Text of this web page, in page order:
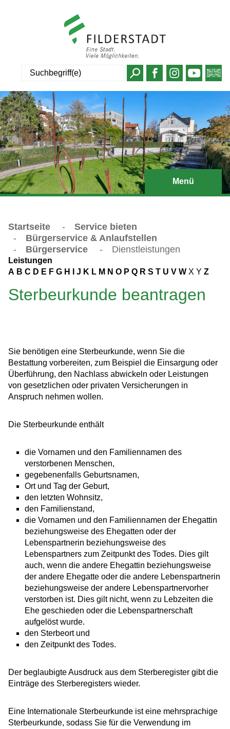
Menü
Startseite -
Service bieten
-
Bürgerservice & Anlaufstellen
-
Bürgerservice - Dienstleistungen
Leistungen
A B C D E F G H J K L M N O P Q R S T U V W X Y Z
Sterbeurkunde beantragen
Sie benötigen eine Sterbeurkunde, wenn Sie die
Bestattung vorbereiten, zum Beispiel die Einsargung oder
Überführung, den Nachlass abwickeln oder Leistungen
von gesetzlichen oder privaten Versicherungen in
Anspruch nehmen wollen.
Die Sterbeurkunde enthält
die Vornamen und den Familiennamen des
verstorbenen Menschen,
gegebenenfalls Geburtsnamen,
Ort und Tag der Geburt,
den letzten Wohnsitz,
den Familienstand,
die Vornamen und den Familiennamen der Ehegattin
beziehungsweise des Ehegatten oder der
Lebenspartnerin beziehungsweise des
Lebenspartners zum Zeitpunkt des Todes. Dies gilt
auch, wenn die andere Ehegattin beziehungsweise
der andere Ehegatte oder die andere Lebenspartnerin
beziehungsweise der andere Lebenspartnervorher
verstorben ist. Dies gilt nicht, wenn zu Lebzeiten die
Ehe geschieden oder die Lebenspartnerschaft
aufgelöst wurde.
den Sterbeort und
den Zeitpunkt des Todes.
Der beglaubigte Ausdruck aus dem Sterberegister gibt die
Einträge des Sterberegisters wieder.
Eine Internationale Sterbeurkunde ist eine mehrsprachige
Sterbeurkunde, sodass Sie für die Verwendung im